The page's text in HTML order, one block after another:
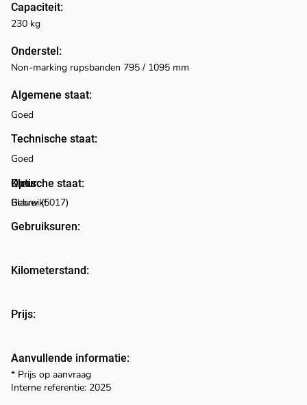
Capaciteit:
Onderstel:
Algemene staat:
Technische staat:
Optische staat:
Kleur:
Blauw (5017)
Gebruiksuren:
Kilometerstand:
Prijs:
Aanvullende informatie:
230 kg
Non-marking rupsbanden 795 / 1095 mm
Goed
Goed
Gebruikt
* Prijs op aanvraag
Interne referentie: 2025